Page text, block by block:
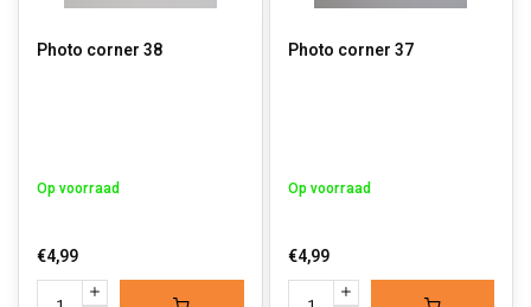
Photo corner 38
Op voorraad
€4,99
Photo corner 37
Op voorraad
€4,99